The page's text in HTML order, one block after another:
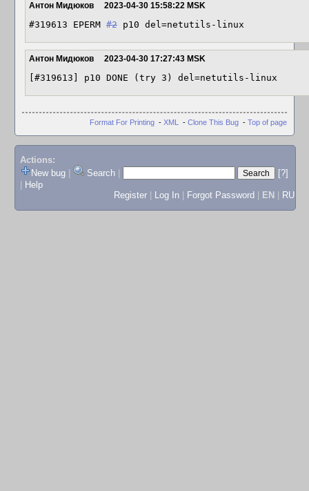
Антон Мидюков 2023-04-30 15:58:22 MSK
#319613 EPERM #2 p10 del=netutils-linux
Антон Мидюков 2023-04-30 17:27:43 MSK
[#319613] p10 DONE (try 3) del=netutils-linux
Format For Printing - XML - Clone This Bug - Top of page
Actions:
New bug
Search
[?]
Help
Register
Log In Forgot Password EN RU